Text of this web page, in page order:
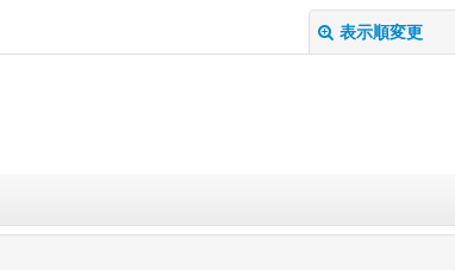
表示順変更